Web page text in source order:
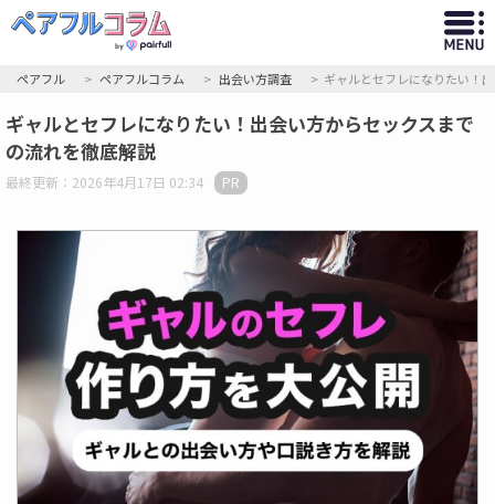
ペアフル ペアフルコラム 出会い方調査 ギャルとセフレになりたい！
ギャルとセフレになりたい！出会い方からセックスまで
の流れを徹底解説
最終更新：2026年4月17日 02:34